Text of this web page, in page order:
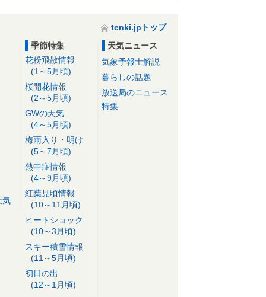
tenki.jpトップ
気
季節特集
花粉飛散情報
(1～5月頃)
桜開花情報
(2～5月頃)
GWの天気
(4～5月頃)
梅雨入り・明け
(5～7月頃)
熱中症情報
(4～9月頃)
紅葉見頃情報
(10～11月頃)
ヒートショック
(10～3月頃)
スキー積雪情報
(11～5月頃)
初日の出
(12～1月頃)
天気ニュース
気象予報士解説
暮らしの話題
放送局のニュース
特集